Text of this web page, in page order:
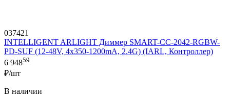
037421
INTELLIGENT ARLIGHT Диммер SMART-CC-2042-RGBW-
PD-SUF (12-48V, 4x350-1200mA, 2.4G) (IARL, Контроллер)
6 94859
₽/шт
В наличии